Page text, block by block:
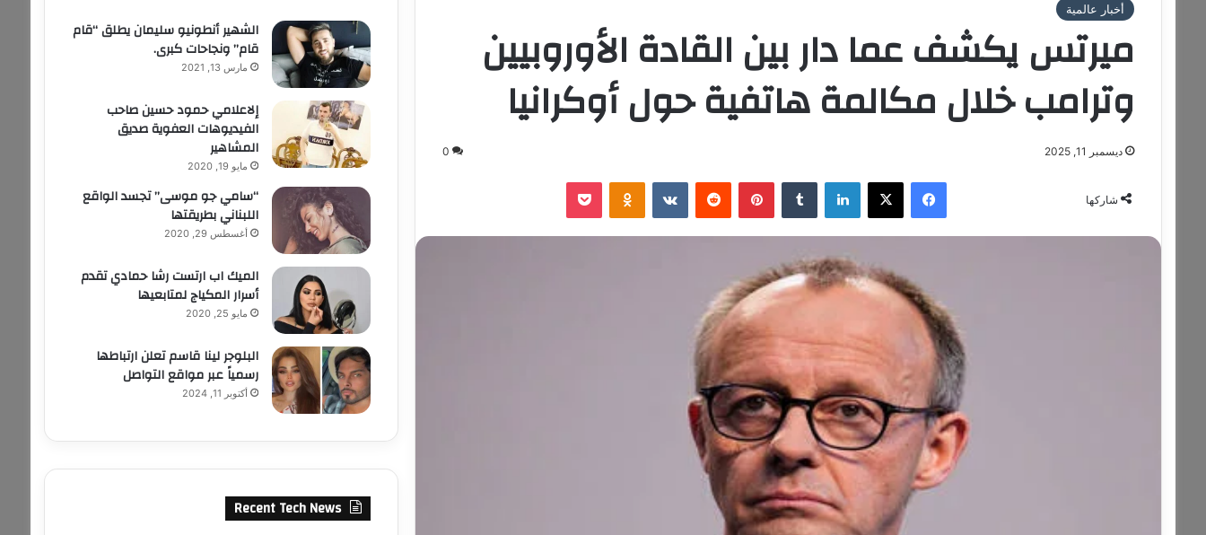
أخبار عالمية
ميرتس يكشف عما دار بين القادة الأوروبيين
وترامب خلال مكالمة هاتفية حول أوكرانيا
ديسمبر 11, 2025 0
شاركها
فيسبوك ‫X لينكدإن ‏Tumblr بينتيريست ‏Reddit
‏VKontakte
Odnoklassniki
‫Pocket
الشهير أنطونيو سليمان يطلق “قام
قام” ونجاحات كبرى.
مارس 13, 2021
إلاعلامي حمود حسين صاحب
الفيديوهات العفوية صديق
المشاهير
مايو 19, 2020
“سامي جو موسى” تجسد الواقع
اللبناني بطريقتها
أغسطس 29, 2020
الميك اب ارتست رشا حمادي تقدم
أسرار المكياج لمتابعيها
مايو 25, 2020
البلوجر لينا قاسم تعلن ارتباطها
رسمياً عبر مواقع التواصل
أكتوبر 11, 2024
Recent Tech News